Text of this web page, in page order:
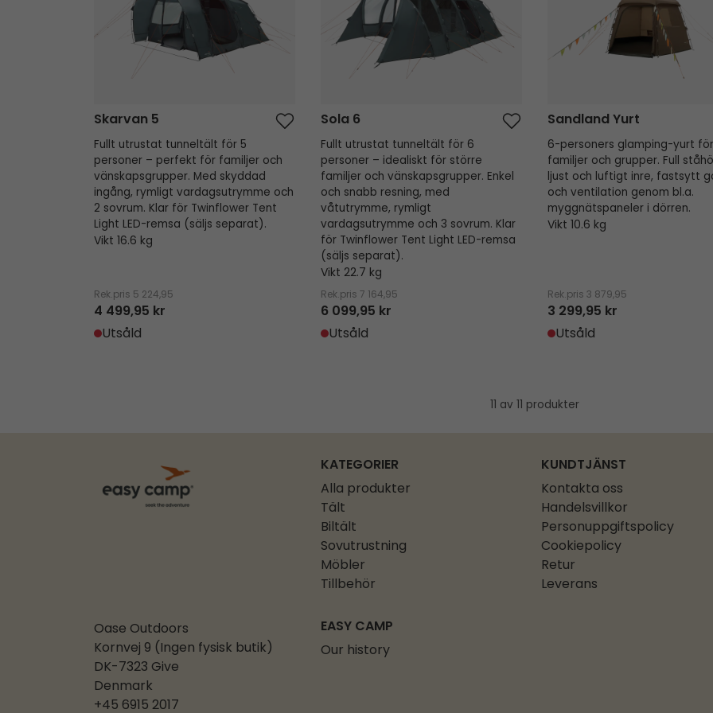
Skarvan 5
Fullt utrustat tunneltält för 5
personer – perfekt för familjer och
vänskapsgrupper. Med skyddad
ingång, rymligt vardagsutrymme och
2 sovrum. Klar för Twinflower Tent
Light LED-remsa (säljs separat).
Vikt 16.6 kg
Rek.pris 5 224,95
4 499,95 kr
Utsåld
Sola 6
Fullt utrustat tunneltält för 6
personer – idealiskt för större
familjer och vänskapsgrupper. Enkel
och snabb resning, med
våtutrymme, rymligt
vardagsutrymme och 3 sovrum. Klar
för Twinflower Tent Light LED-remsa
(säljs separat).
Vikt 22.7 kg
Rek.pris 7 164,95
6 099,95 kr
Utsåld
Sandland Yurt
6-personers glamping-yurt för
familjer och grupper. Full
ljust och luftigt inre, fastsytt
och ventilation genom bl.a.
myggnäts­paneler i dörren.
Vikt 10.6 kg
Rek.pris 3 879,95
3 299,95 kr
Utsåld
11 av 11 produkter
KATEGORIER
Alla produkter
Tält
Biltält
Sovutrustning
Möbler
Tillbehör
KUNDTJÄNST
Kontakta oss
Handelsvillkor
Personuppgiftspolicy
Cookiepolicy
Retur
Leverans
Oase Outdoors
Kornvej 9 (Ingen fysisk butik)
DK-7323 Give
Denmark
+45 6915 2017
EASY CAMP
Our history